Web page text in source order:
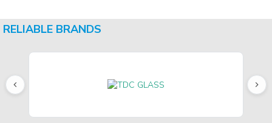
RELIABLE BRANDS